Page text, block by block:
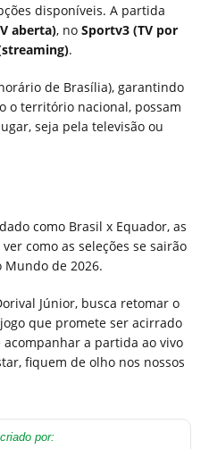
disponíveis. A partida
aberta), no Sportv3 (TV por
.
de Brasília), garantindo
o território nacional, possam
seja pela televisão ou
como Brasil x Equador, as
como as seleções se sairão
Mundo de 2026.
Júnior, busca retomar o
que promete ser acirrado
a partida ao vivo
fiquem de olho nos nossos
por: